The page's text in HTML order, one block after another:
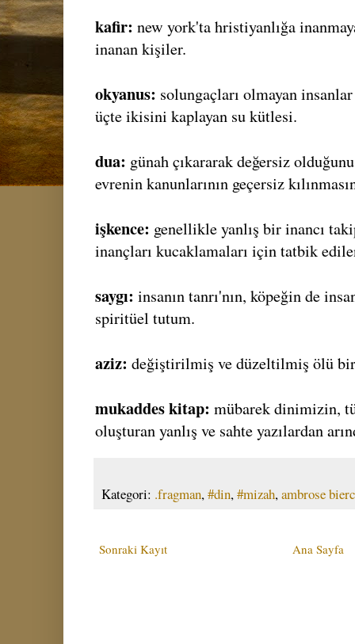
kafir: new york'ta hristiyanlığa
inanan kişiler.
okyanus: solungaçları olmayan
üçte ikisini kaplayan su kütlesi.
dua: günah çıkararak değersiz
evrenin kanunlarının geçersiz
işkence: genellikle yanlış bir inancı
inançları kucaklamaları için tatbik
saygı: insanın tanrı'nın, köpeğin de
spiritüel tutum.
aziz: değiştirilmiş ve düzeltilmiş ölü
mukaddes kitap: mübarek dinimizin,
oluşturan yanlış ve sahte yazılardan
Kategori: .fragman,#din,#mizah,ambrose
Sonraki Kayıt Ana Sayfa